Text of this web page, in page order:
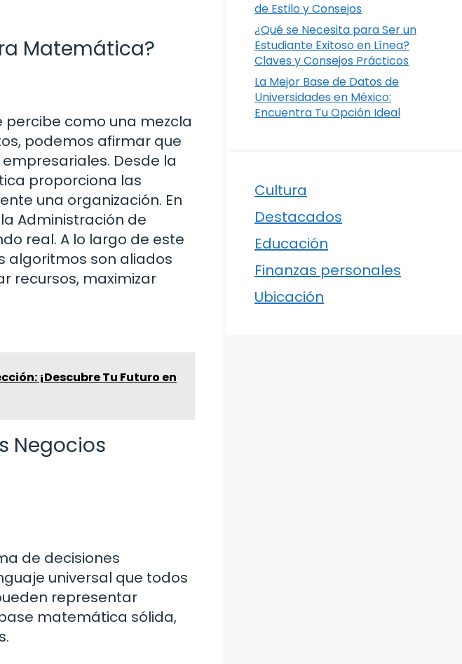
Matemática?
percibe como una mezcla
podemos afirmar que
Desde la
proporciona las
una organización. En
Administración de
real. A lo largo de este
algoritmos son aliados
recursos, maximizar
¡Descubre Tu Futuro en
Negocios
de decisiones
universal que todos
representar
matemática sólida,
de Estilo y Consejos
¿Qué se Necesita para Ser un
Estudiante Exitoso en Línea?
Claves y Consejos Prácticos
La Mejor Base de Datos de
Universidades en México:
Encuentra Tu Opción Ideal
Cultura
Destacados
Educación
Finanzas personales
Ubicación